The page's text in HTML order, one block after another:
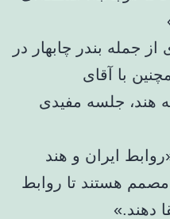
جمله بندر چابهار در
با آقای
هند، جلسه مفیدی
ایران و هند
هستند تا روابط
دهند.»